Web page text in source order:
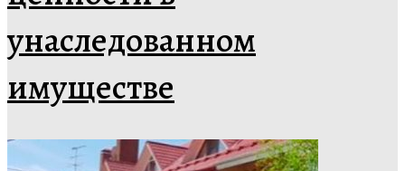
унаследованном
имуществе